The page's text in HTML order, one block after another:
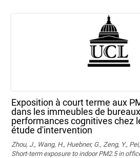
Exposition à court terme aux
dans les immeubles de
performances cognitives chez
étude d'intervention
Zhou, J., Wang, H., Huebner, G., Zeng, Y.,
Short-term exposure to indoor PM2.5 in